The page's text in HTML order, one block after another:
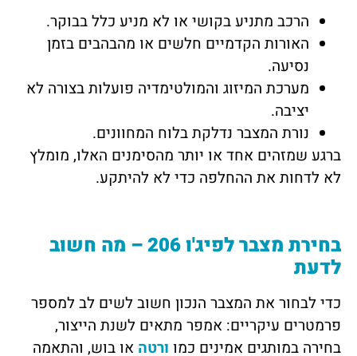
הרכב מתניע בקושי או לא מניע כלל בבוקר.
האורות הקדמיים חלשים או מהבהבים בזמן
נסיעה.
מערכת המיזוג והמולטימדיה פועלות בצורה לא
יציבה.
נורת המצבר נדלקת בלוח המחוונים.
ברגע שמזהים אחד או יותר מהסימנים האלו, מומלץ
לא לדחות את ההחלפה כדי לא להיתקע.
בחירת מצבר לפיג'ו 206 – מה חשוב
לדעת
כדי לבחור את המצבר הנכון חשוב לשים לב למספר
פרמטרים עיקריים: אמפר מתאים לשנת הייצור,
בחירה במותגים אמינים כמו ורטה או בוש, והתאמה